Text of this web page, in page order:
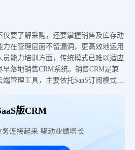
仅要了解采购，还要掌握销售及库存动
在管理层面不留漏洞，更高效地运用
能力培训方面，传统模式已难以适应
落地销售CRM系统。销售CRM是兼
管理工具，主要依托SaaS订阅模式，
版CRM